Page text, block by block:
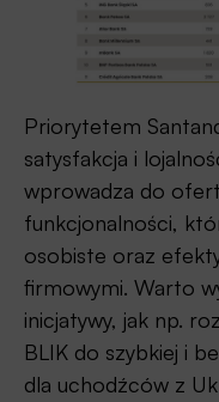
Priorytetem
satysfakcja i
wprowadza do
funkcjonalności,
osobiste oraz
firmowymi. Warto
inicjatywy, jak np.
BLIK do szybkiej i
dla uchodźców z